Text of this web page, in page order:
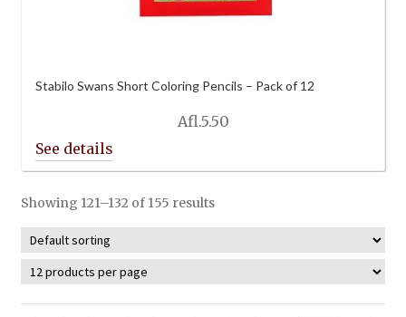
Stabilo Swans Short Coloring Pencils – Pack of 12
Afl.5.50
Showing 121–132 of 155 results